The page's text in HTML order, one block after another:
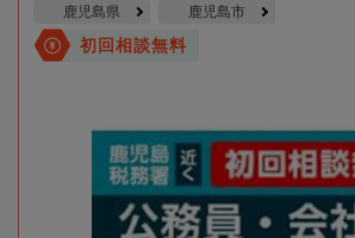
鹿児島県 鹿児島市
初回相談無料